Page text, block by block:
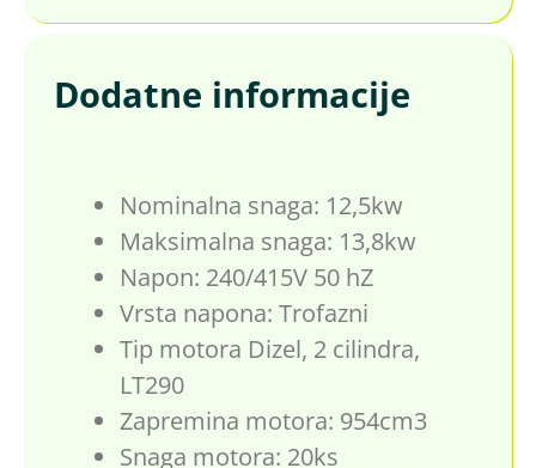
Dodatne informacije
Nominalna snaga: 12,5kw
Maksimalna snaga: 13,8kw
Napon: 240/415V 50 hZ
Vrsta napona: Trofazni
Tip motora Dizel, 2 cilindra,
LT290
Zapremina motora: 954cm3
Snaga motora: 20ks